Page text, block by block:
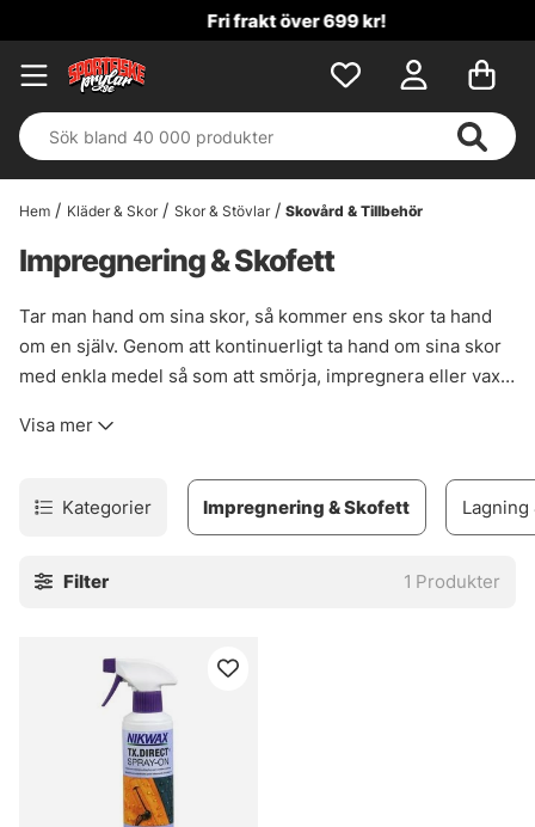
Fri frakt över 699 kr!
Hem Kläder & Skor Skor & Stövlar Skovård & Tillbehör
Impregnering & Skofett
Tar man hand om sina skor, så kommer ens skor ta hand
om en själv. Genom att kontinuerligt ta hand om sina skor
med enkla medel så som att smörja, impregnera eller vaxa
du kommer att kunna använda dom i flera år framöver.
Visa mer
Kategorier Impregnering & Skofett
Filter 1 Produkter